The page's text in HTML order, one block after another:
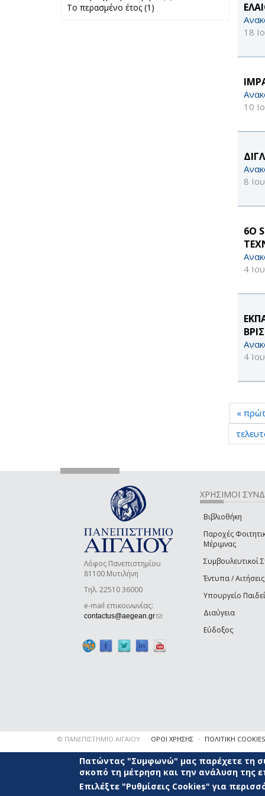
18
10
8
6Ο
4
4
«
Το περασμένο έτος (1)
Λόφος Πανεπιστημίου
81100 Μυτιλήνη
Τηλ. 22510 36000
e-mail επικοινωνίας:
contactus@aegean.gr(link sends e-mail)
ΧΡΗΣΙΜΟΙ
Βιβλιοθήκη
Παροχές
Μέριμνας
Συμβουλευτικοί
Έντυπα / Αιτήσεις
Υπουργείο
Διαύγεια
Εύδοξος
© ΠΑΝΕΠΙΣΤΗΜΙΟ ΑΙΓΑΙΟΥ ΟΡΟΙ ΧΡΗΣΗΣ ΠΟΛΙΤΙΚΗ COOKIES
Πατώντας "Συμφωνώ" μας παρέχετε τη
σκοπό τη μέτρηση και την ανάλυση της
Επιλέξτε "Ρυθμίσεις Cookies" για